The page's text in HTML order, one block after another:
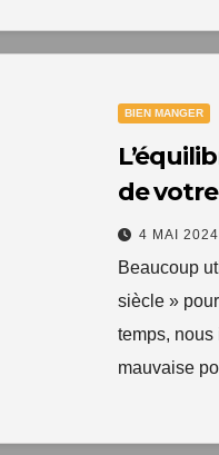
BIEN MANGER
de
4 MAI 2024
Beaucoup
siècle »
temps,
mauvaise